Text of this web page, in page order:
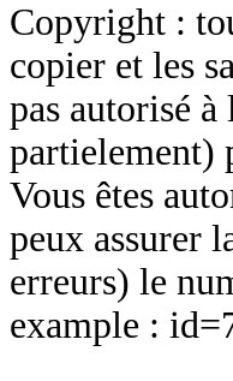
Copyright :
copier et les
pas autorisé
partielement)
Vous êtes
peux assurer
erreurs) le
example :